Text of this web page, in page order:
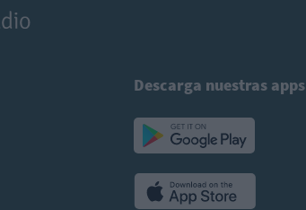
Descarga nuestras apps